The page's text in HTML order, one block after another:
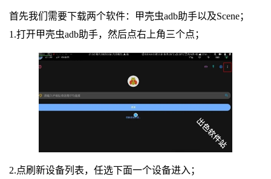
首先我们需要下载两个软件：甲壳虫adb助手以及Scene；
1.打开甲壳虫adb助手，然后点右上角三个点；
2.点刷新设备列表，任选下面一个设备进入；